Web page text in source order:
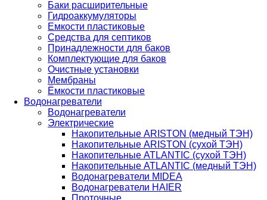
Баки расширительные
Гидроаккумуляторы
Емкости пластиковые
Средства для септиков
Принадлежности для баков
Комплектующие для баков
Очистные установки
Мембраны
Ёмкости пластиковые
Водонагреватели
Водонагреватели
Электрические
Накопительные ARISTON (медный ТЭН)
Накопительные ARISTON (сухой ТЭН)
Накопительные ATLANTIC (сухой ТЭН)
Накопительные ATLANTIC (медный ТЭН)
Водонагреватели MIDEA
Водонагреватели HAIER